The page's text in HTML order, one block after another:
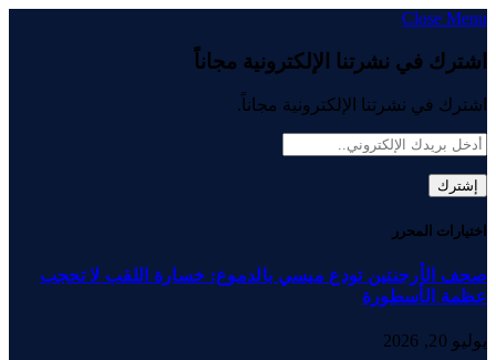
Close Menu
اشترك في نشرتنا الإلكترونية مجاناً
اشترك في نشرتنا الإلكترونية مجاناً.
اختيارات المحرر
صحف الأرجنتين تودع ميسي بالدموع: خسارة اللقب لا تحجب
عظمة الأسطورة
يوليو 20, 2026